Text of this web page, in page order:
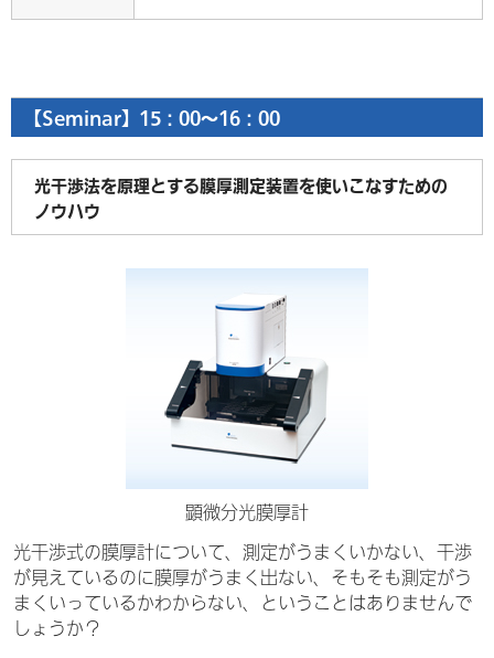
【Seminar】15：00～16：00
光干渉法を原理とする膜厚測定装置を使いこなすための
ノウハウ
顕微分光膜厚計
光干渉式の膜厚計について、測定がうまくいかない、干渉
が見えているのに膜厚がうまく出ない、そもそも測定がう
まくいっているかわからない、ということはありませんで
しょうか？